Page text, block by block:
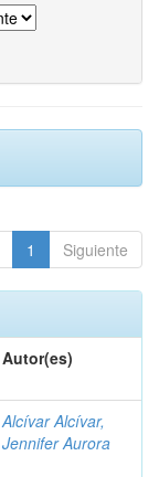
1 Siguiente
Autor(es)
Alcívar Alcívar,
Jennifer Aurora